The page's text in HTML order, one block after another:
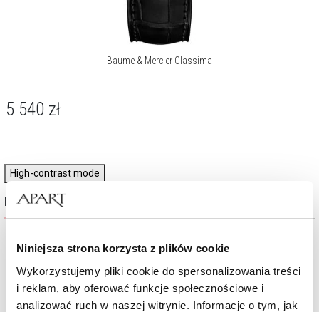
Niniejsza strona korzysta z plików cookie
Wykorzystujemy pliki cookie do spersonalizowania treści
i reklam, aby oferować funkcje społecznościowe i
analizować ruch w naszej witrynie. Informacje o tym, jak
Baume & Mercier Classima
5 540 zł
High-contrast mode
Najczęściej wybierane
Nowość